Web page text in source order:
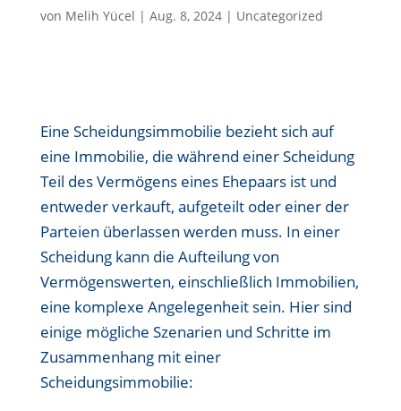
von Melih Yücel | Aug. 8, 2024| Uncategorized
Eine Scheidungsimmobilie bezieht sich auf
eine Immobilie, die während einer Scheidung
Teil des Vermögens eines Ehepaars ist und
entweder verkauft, aufgeteilt oder einer der
Parteien überlassen werden muss. In einer
Scheidung kann die Aufteilung von
Vermögenswerten, einschließlich Immobilien,
eine komplexe Angelegenheit sein. Hier sind
einige mögliche Szenarien und Schritte im
Zusammenhang mit einer
Scheidungsimmobilie: